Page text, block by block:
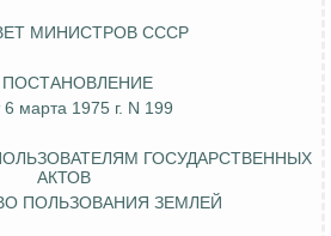
МИНИСТРОВ СССР
ПОСТАНОВЛЕНИЕ
6 марта 1975 г. N 199
ГОСУДАРСТВЕННЫХ
АКТОВ
ПОЛЬЗОВАНИЯ ЗЕМЛЕЙ